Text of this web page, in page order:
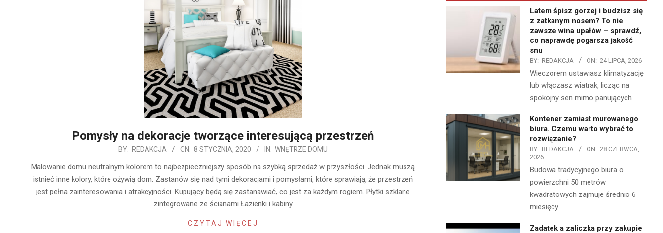
Pomysły na dekoracje tworzące interesującą przestrzeń
BY: REDAKCJA ON: 8 STYCZNIA, 2020 IN: WNĘTRZE DOMU
Malowanie domu neutralnym kolorem to najbezpieczniejszy sposób na szybką sprzedaż w przyszłości. Jednak muszą
istnieć inne kolory, które ożywią dom. Zastanów się nad tymi dekoracjami i pomysłami, które sprawiają, że przestrzeń
jest pełna zainteresowania i atrakcyjności. Kupujący będą się zastanawiać, co jest za każdym rogiem. Płytki szklane
zintegrowane ze ścianami Łazienki i kabiny
CZYTAJ WIĘCEJ
Latem śpisz gorzej i budzisz się
z zatkanym nosem? To nie
zawsze wina upałów – sprawdź,
co naprawdę pogarsza jakość
snu
BY: REDAKCJA ON: 24 LIPCA, 2026
Wieczorem ustawiasz klimatyzację
lub włączasz wiatrak, licząc na
spokojny sen mimo panujących
Kontener zamiast murowanego
biura. Czemu warto wybrać to
rozwiązanie?
BY: REDAKCJA ON: 28 CZERWCA,
2026
Budowa tradycyjnego biura o
powierzchni 50 metrów
kwadratowych zajmuje średnio 6
miesięcy
Zadatek a zaliczka przy zakupie